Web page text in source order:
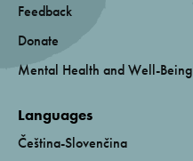
Feedback
Donate
Mental Health and Well-Being
Languages
Čeština-Slovenčina